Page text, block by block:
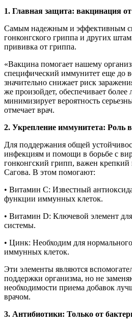
1. Главная защита: вакцинация
Самым надежным и эффективным
гонконгского гриппа и других
прививка от гриппа.
«Вакцина помогает нашему
специфический иммунитет еще до
значительно снижает риск
же произойдет, обеспечивает более
минимизирует вероятность
отмечает врач.
2. Укрепление иммунитета: Роль
Для поддержания общей
инфекциям и помощи в борьбе с
гонконгский грипп, важен крепкий
Сагова. В этом помогают:
• Витамин C: Известный
функции иммунных клеток.
• Витамин D: Ключевой элемент
системы.
• Цинк: Необходим для
иммунных клеток.
Эти элементы являются
поддержки организма, но не
необходимости приема добавок
врачом.
3. Антибиотики: Только от